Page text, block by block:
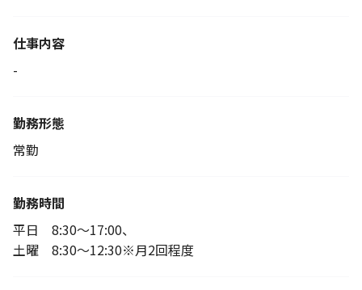
仕事内容
-
勤務形態
常勤
勤務時間
平日 8:30～17:00、
土曜 8:30～12:30※月2回程度